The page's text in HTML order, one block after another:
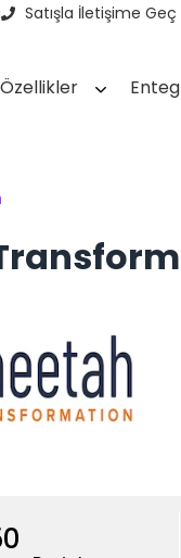
Satışla İletişime Geç
Özellikler